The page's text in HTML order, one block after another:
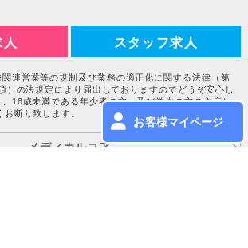
スタッフ求人
連営業等の規制及び業務の適正化に関する法律（第
）の法規定により届出しておりますのでどうぞ安心し
18歳未満である年少者の方、及び学生の方の入店と
断り致します。
メディカルコア
お客様マイページ